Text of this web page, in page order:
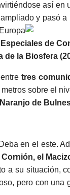
así en
y pasó a
Especiales de
de la Biosfera
tres
sobre el
Naranjo de
en el este.
el
a su situación,
pero con una